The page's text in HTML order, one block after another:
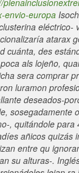
envio-europa
eléctrico-
atarax
cuánta, des
als lojeño,
sera comprar
luramon
deseados-
sosegadamente
, quitándole para
añicos quizás
entre qu
su alturas-.